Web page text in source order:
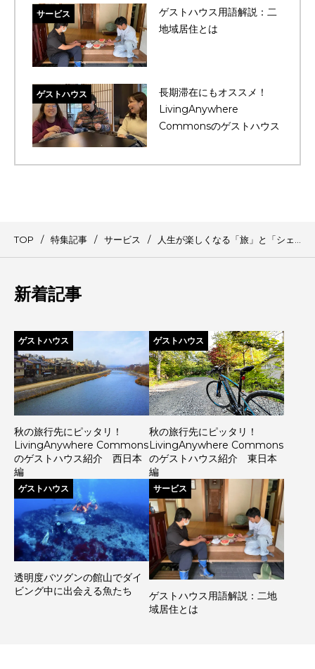
サービス
ゲストハウス用語解説：二
地域居住とは
ゲストハウス
長期滞在にもオススメ！
LivingAnywhere
Commonsのゲストハウス
TOP 特集記事 サービス
新着記事
ゲストハウス
秋の旅行先にピッタリ！
LivingAnywhere Commons
のゲストハウス紹介 西日本
編
ゲストハウス
秋の旅行先にピッタリ！
LivingAnywhere Commons
のゲストハウス紹介 東日本
編
ゲストハウス
透明度バツグンの館山でダイ
ビング中に出会える魚たち
サービス
ゲストハウス用語解説：二地
域居住とは